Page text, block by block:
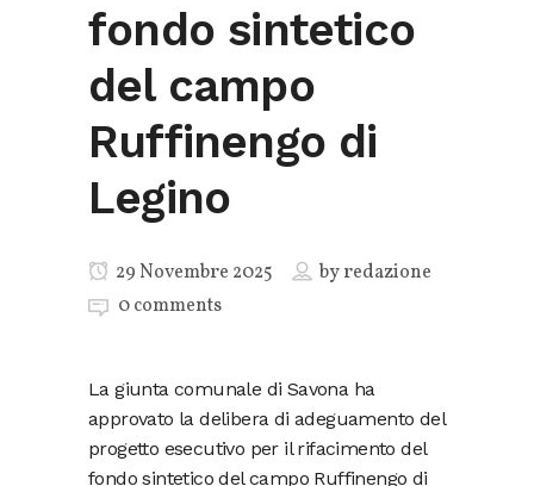
fondo sintetico
del campo
Ruffinengo di
Legino
29 Novembre 2025 byredazione
0 comments
La giunta comunale di Savona ha
approvato la delibera di adeguamento del
progetto esecutivo per il rifacimento del
fondo sintetico del campo Ruffinengo di